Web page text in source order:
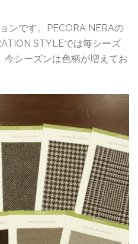
ンです。PECORA NERAの
STYLEでは毎シーズ
今シーズンは色柄が増えてお